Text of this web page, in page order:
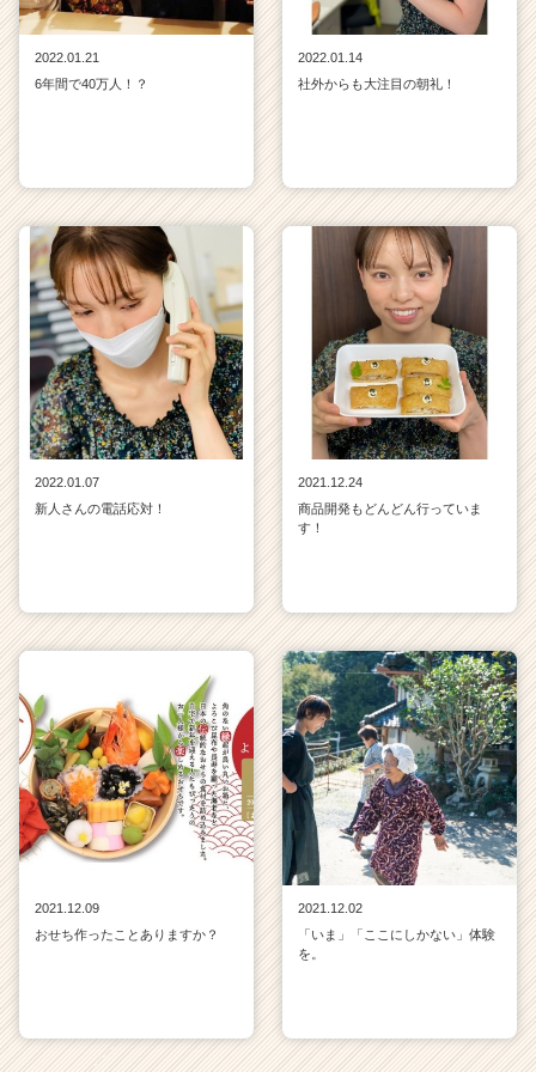
2022.01.21
6年間で40万人！？
2022.01.14
社外からも大注目の朝礼！
2022.01.07
新人さんの電話応対！
2021.12.24
商品開発もどんどん行っていま
す！
2021.12.09
おせち作ったことありますか？
2021.12.02
「いま」「ここにしかない」体験
を。